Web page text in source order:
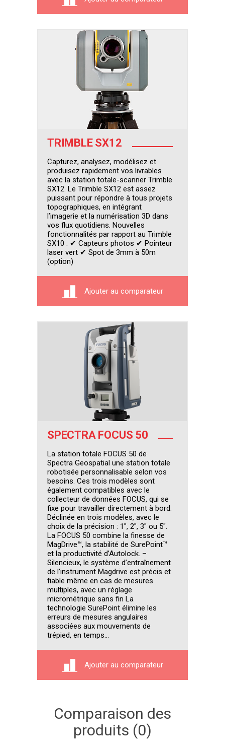
TRIMBLE SX12
Capturez, analysez, modélisez et
produisez rapidement vos livrables
avec la station totale-scanner Trimble
SX12. Le Trimble SX12 est assez
puissant pour répondre à tous projets
topographiques, en intégrant
l’imagerie et la numérisation 3D dans
vos flux quotidiens. Nouvelles
fonctionnalités par rapport au Trimble
SX10 : ✔ Capteurs photos ✔ Pointeur
laser vert ✔ Spot de 3mm à 50m
(option)
Ajouter au comparateur
SPECTRA FOCUS 50
La station totale FOCUS 50 de
Spectra Geospatial une station totale
robotisée personnalisable selon vos
besoins. Ces trois modèles sont
également compatibles avec le
collecteur de données FOCUS, qui se
fixe pour travailler directement à bord.
Déclinée en trois modèles, avec le
choix de la précision : 1″, 2″, 3″ ou 5″.
La FOCUS 50 combine la finesse de
MagDrive™, la stabilité de SurePoint™
et la productivité d’Autolock. –
Silencieux, le système d’entraînement
de l’instrument Magdrive est précis et
fiable même en cas de mesures
multiples, avec un réglage
micrométrique sans fin La
technologie SurePoint élimine les
erreurs de mesures angulaires
associées aux mouvements de
trépied, en temps...
Ajouter au comparateur
Comparaison des
produits (0)